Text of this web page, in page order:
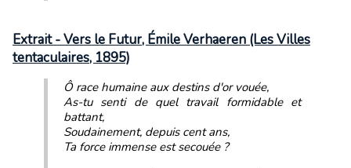
Extrait - Vers le Futur, Émile Verhaeren (Les Villes
tentaculaires, 1895)
Ô race humaine aux destins d'or vouée,
As-tu senti de quel travail formidable et
battant,
Soudainement, depuis cent ans,
Ta force immense est secouée ?